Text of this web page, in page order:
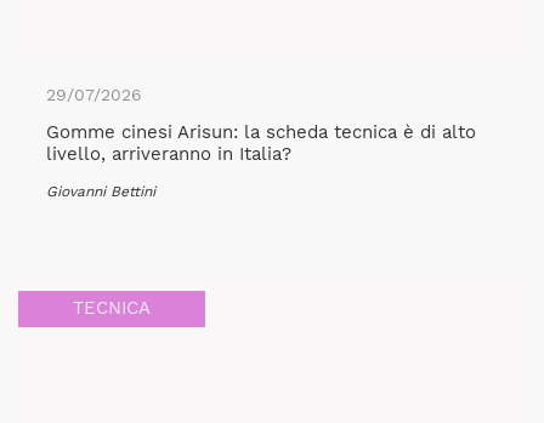
29/07/2026
Gomme cinesi Arisun: la scheda tecnica è di alto
livello, arriveranno in Italia?
Giovanni Bettini
TECNICA